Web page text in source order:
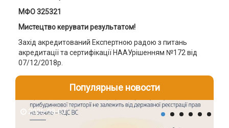
МФО 325321
Мистецтво керувати результатом!
Захід акредитований Експертною радою з питань
акредитації та сертифікації НААУрішенням №172 від
07/12/2018р.
Популярные новости
2026-08-07